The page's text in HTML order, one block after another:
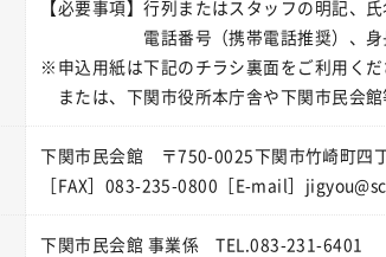
【必要事項】行列またはスタッフの明記、
電話番号（携帯電話推奨）、身長・
※申込用紙は下記のチラシ裏面をご利用くだ
または、下関市役所本庁舎や下関市民会館
下関市民会館 〒750-0025下関市竹崎町四
［FAX］083-235-0800［E-mail］
下関市民会館 事業係 TEL.083-231-6401